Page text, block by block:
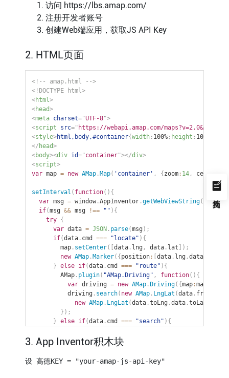
访问 https://lbs.amap.com/
注册开发者账号
创建Web端应用，获取JS API Key
2. HTML页面
<!-- amap.html -->
<! DOCTYPE html>
<html>
<head>
<meta charset="UTF-8">
<script src=" https://webapi.amap.com/
<style>html,body,#container{width: 100%; height : 100%
</ head>
<body><div id="container"></div>
<script>
var map = new AMap. Map( 'container' , { zoom: 14, center
setInterval ( function( ) {
var msg = window.AppInventor.getWebViewString(
if(msg && msg !== "" ) {
try
{
var data = JSON . parse(msg ) ;
if(data. cmd === "locate" ) {
        map
. setCenter( data. lng , data. lat ) ;
new AMap. Marker( { position: data. lng ,data.
} else if(data. cmd === "route" ) {
        AMap
. plugin( "AMap.Driving" , function( ) {
var driving = new AMap. Driving( {map:map
          driving
. search( new AMap. LngLat (data. fromLng
new AMap. LngLat (data.toLng ,data.toLat
} ) ;
} else if(data. cmd === "search" ) {
var ps = new AMap
          ps
search (data
            window
AppInventor.setWebViewString
3. App Inventor积木块
设 高德KEY = "your-amap-js-api-key"